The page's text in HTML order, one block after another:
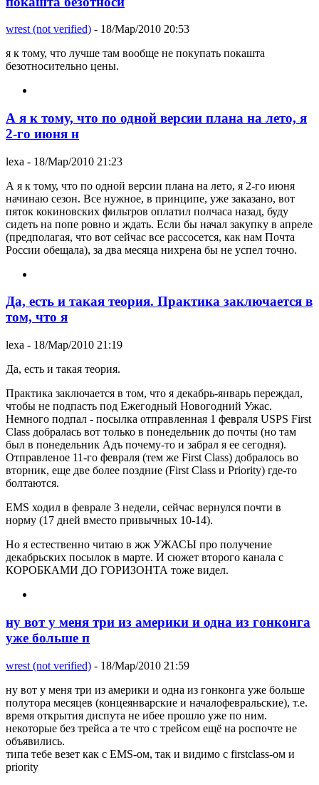
wrest (not verified) - 18/Мар/2010 20:53
я к тому, что лучше там вообще не покупать покашта
безотносительно цены.
А я к тому, что по одной версии плана на лето, я
2-го июня н
lexa - 18/Мар/2010 21:23
А я к тому, что по одной версии плана на лето, я 2-го июня
начинаю сезон. Все нужное, в принципе, уже заказано, вот
пяток кокиновских фильтров оплатил полчаса назад, буду
сидеть на попе ровно и ждать. Если бы начал закупку в апреле
(предполагая, что вот сейчас все рассосется, как нам Почта
России обещала), за два месяца нихрена бы не успел точно.
Да, есть и такая теория. Практика заключается в
том, что я
lexa - 18/Мар/2010 21:19
Да, есть и такая теория.
Практика заключается в том, что я декабрь-январь переждал,
чтобы не подпасть под Ежегодный Новогодний Ужас.
Немного подпал - посылка отправленная 1 февраля USPS First
Class добралась вот только в понедельник до почты (но там
был в понедельник Адъ почему-то и забрал я ее сегодня).
Отправленое 11-го февраля (тем же First Class) добралось во
вторник, еще две более поздние (First Class и Priority) где-то
болтаются.
EMS ходил в феврале 3 недели, сейчас вернулся почти в
норму (17 дней вместо привычных 10-14).
Но я естественно читаю в жж УЖАСЫ про получение
декабрьских посылок в марте. И сюжет второго канала с
КОРОБКАМИ ДО ГОРИЗОНТА тоже видел.
ну вот у меня три из америки и одна из гонконга
уже больше п
wrest (not verified) - 18/Мар/2010 21:59
ну вот у меня три из америки и одна из гонконга уже больше
полутора месяцев (концеянварские и началофевральские), т.е.
время открытия диспута не ибее прошло уже по ним.
некоторые без трейса а те что с трейсом ещё на роспочте не
объявились.
типа тебе везет как с EMS-ом, так и видимо с firstclass-ом и
priority